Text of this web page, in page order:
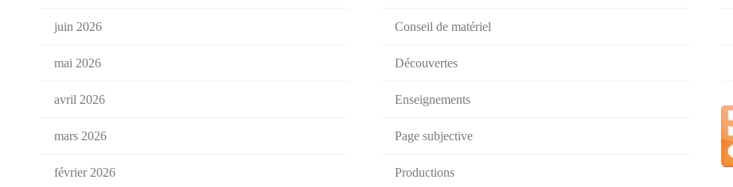
juin 2026
mai 2026
avril 2026
mars 2026
février 2026
Conseil de matériel
Découvertes
Enseignements
Page subjective
Productions